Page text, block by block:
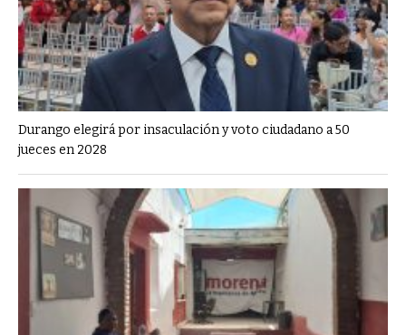
Durango elegirá por insaculación y voto ciudadano a 50
jueces en 2028